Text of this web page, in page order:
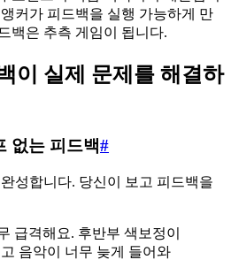
커가 피드백을 실행 가능하게 만
백은 추측 게임이 됩니다.
이 실제 문제를 해결하
없는 피드백#
성합니다. 당신이 보고 피드백을
급격해요. 후반부 색보정이
음악이 너무 늦게 들어와